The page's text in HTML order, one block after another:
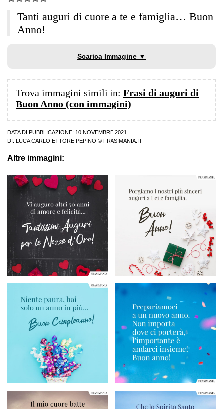
Tanti auguri di cuore a te e famiglia… Buon
Anno!
Scarica Immagine ▼
Trova immagini simili in: Frasi di auguri di
Buon Anno (con immagini)
DATA DI PUBBLICAZIONE: 10 NOVEMBRE 2021
DI:
LUCA CARLO ETTORE PEPINO © FRASIMANIA.IT
Altre immagini: